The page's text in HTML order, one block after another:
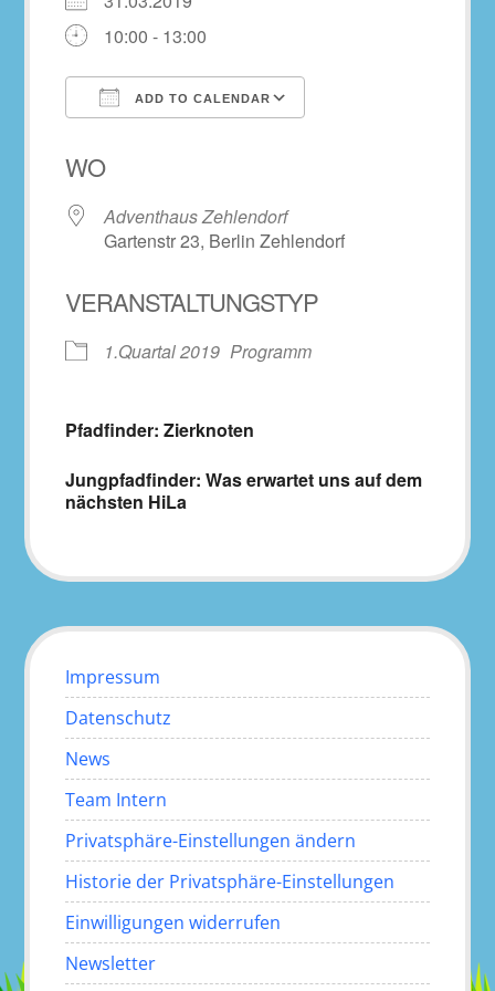
10:00 - 13:00
ADD TO CALENDAR
WO
Adventhaus Zehlendorf
Gartenstr 23, Berlin Zehlendorf
VERANSTALTUNGSTYP
1.Quartal 2019 Programm
Pfadfinder: Zierknoten
Jungpfadfinder: Was erwartet uns auf dem
nächsten HiLa
Impressum
Datenschutz
News
Team Intern
Privatsphäre-Einstellungen ändern
Historie der Privatsphäre-Einstellungen
Einwilligungen widerrufen
Newsletter